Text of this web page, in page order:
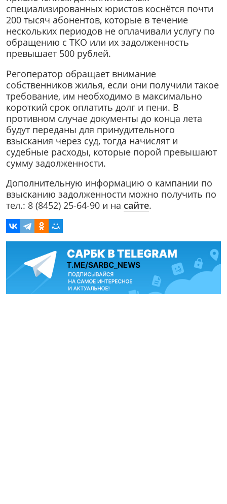
специализированных юристов коснётся почти
200 тысяч абонентов, которые в течение
нескольких периодов не оплачивали услугу по
обращению с ТКО или их задолженность
превышает 500 рублей.
Регоператор обращает внимание
собственников жилья, если они получили такое
требование, им необходимо в максимально
короткий срок оплатить долг и пени. В
противном случае документы до конца лета
будут переданы для принудительного
взыскания через суд, тогда начислят и
судебные расходы, которые порой превышают
сумму задолженности.
Дополнительную информацию о кампании по
взысканию задолженности можно получить по
тел.: 8 (8452) 25-64-90 и на сайте.